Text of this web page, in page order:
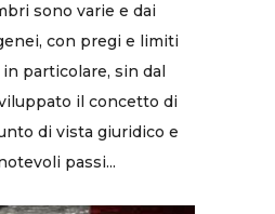
sono varie e dai
con pregi e limiti
in particolare, sin dal
il concetto di
di vista giuridico e
passi...